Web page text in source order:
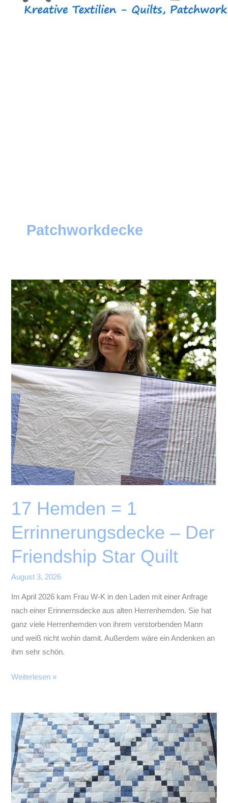
Patchworkdecke
17 Hemden = 1
Errinnerungsdecke – Der
Friendship Star Quilt
August 3, 2026
Im April 2026 kam Frau W-K in den Laden mit einer Anfrage
nach einer Erinnernsdecke aus alten Herrenhemden. Sie hat
ganz viele Herrenhemden von ihrem verstorbenden Mann
und weiß nicht wohin damit. Außerdem wäre ein Andenken an
ihm sehr schön.
17
Errinnerungsdecke
–
Der
Friendship
Star
Quilt
Weiterlesen »